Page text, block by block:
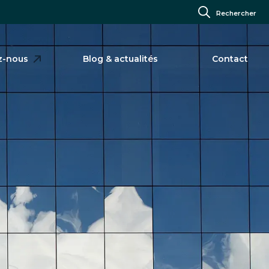
Rechercher
nous Blog & actualités Contact